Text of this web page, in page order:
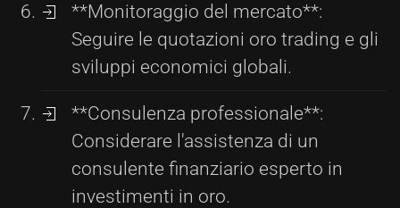
**Monitoraggio del mercato**:
Seguire le quotazioni oro trading e gli
sviluppi economici globali.
**Consulenza professionale**:
Considerare l'assistenza di un
consulente finanziario esperto in
investimenti in oro.